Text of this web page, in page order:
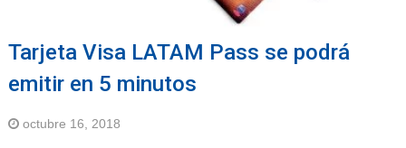
Tarjeta Visa LATAM Pass se podrá
emitir en 5 minutos
octubre 16, 2018